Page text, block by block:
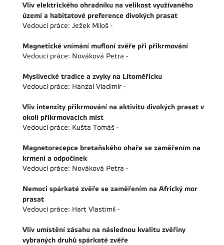
Vliv elektrického ohradníku na velikost využívaného
území a habitatové preference divokých prasat
Vedoucí práce: Ježek Miloš -
Magnetické vnímání mufloní zvěře při přikrmování
Vedoucí práce: Nováková Petra -
Myslivecké tradice a zvyky na Litoměřicku
Vedoucí práce: Hanzal Vladimír -
Vliv intenzity přikrmování na aktivitu divokých prasat v
okolí přikrmovacích míst
Vedoucí práce: Kušta Tomáš -
Magnetorecepce bretaňského ohaře se zaměřením na
krmení a odpočinek
Vedoucí práce: Nováková Petra -
Nemoci spárkaté zvěře se zaměřením na Africký mor
prasat
Vedoucí práce: Hart Vlastimil -
Vliv umístění zásahu na následnou kvalitu zvěřiny
vybraných druhů spárkaté zvěře